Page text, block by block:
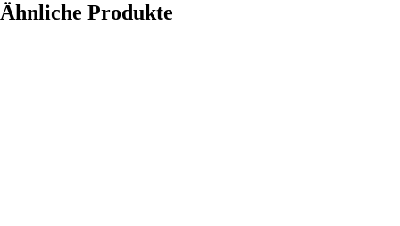
Ähnliche Produkte